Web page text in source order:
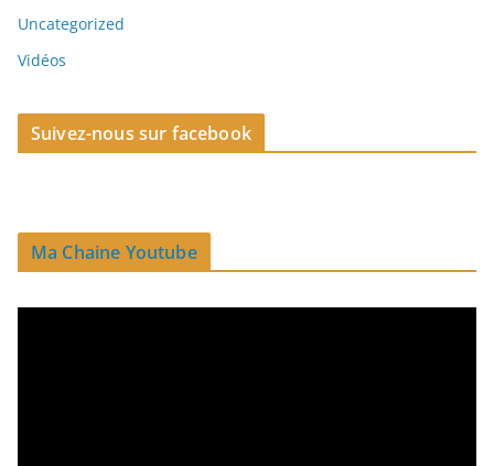
Uncategorized
Vidéos
Suivez-nous sur facebook
Ma Chaine Youtube